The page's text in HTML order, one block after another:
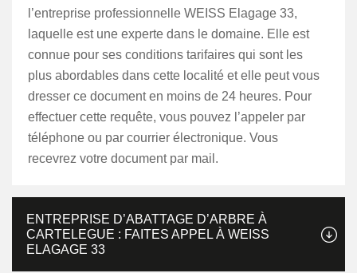
l’entreprise professionnelle WEISS Elagage 33,
laquelle est une experte dans le domaine. Elle est
connue pour ses conditions tarifaires qui sont les
plus abordables dans cette localité et elle peut vous
dresser ce document en moins de 24 heures. Pour
effectuer cette requête, vous pouvez l’appeler par
téléphone ou par courrier électronique. Vous
recevrez votre document par mail.
ENTREPRISE D’ABATTAGE D’ARBRE À
CARTELEGUE : FAITES APPEL À WEISS
ELAGAGE 33